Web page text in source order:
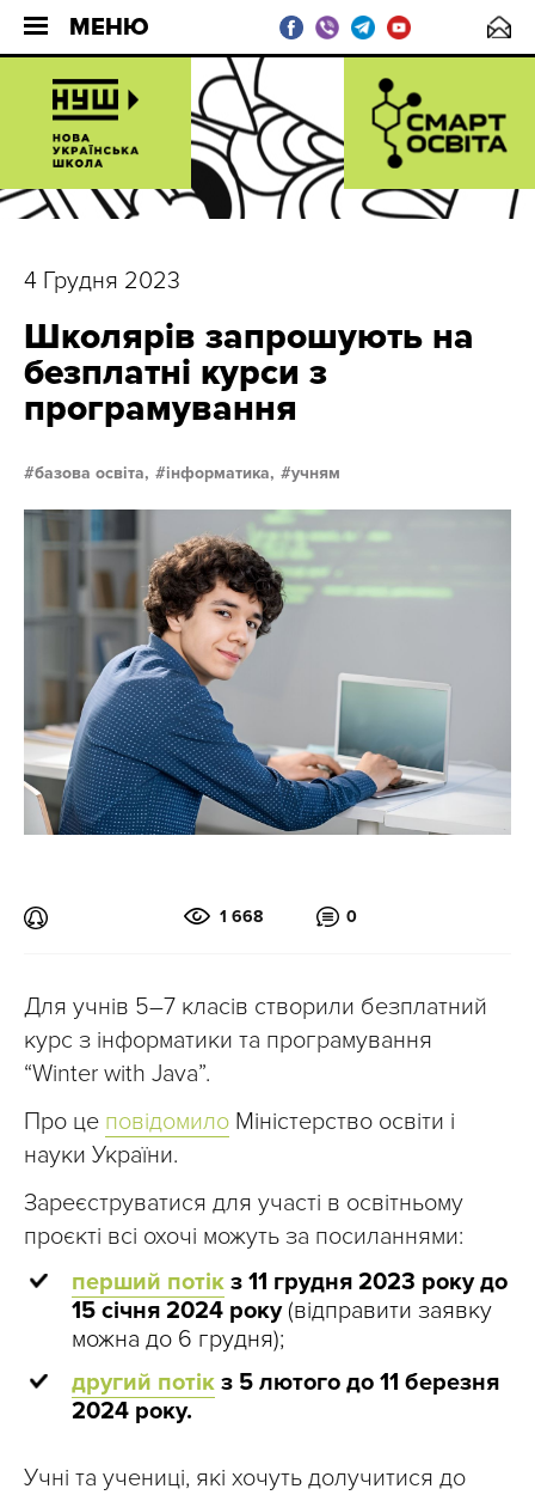
МЕНЮ
4 Грудня 2023
Школярів запрошують на
безплатні курси з
програмування
базова освіта, інформатика, учням
1 668 0
Для учнів 5–7 класів створили безплатний
курс з інформатики та програмування
“Winter with Java”.
Про це повідомило Міністерство освіти і
науки України.
Зареєструватися для участі в освітньому
проєкті всі охочі можуть за посиланнями:
перший потік з 11 грудня 2023 року до
15 січня 2024 року(відправити заявку
можна до 6 грудня);
другий потік з 5 лютого до 11 березня
2024 року.
Учні та учениці, які хочуть долучитися до